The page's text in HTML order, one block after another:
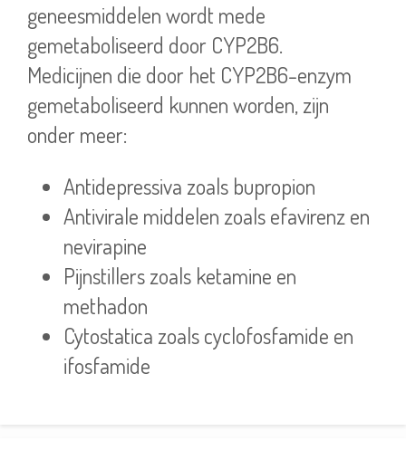
geneesmiddelen wordt mede
gemetaboliseerd door CYP2B6.
Medicijnen die door het CYP2B6-enzym
gemetaboliseerd kunnen worden, zijn
onder meer:
Antidepressiva zoals bupropion
Antivirale middelen zoals efavirenz en
nevirapine
Pijnstillers zoals ketamine en
methadon
Cytostatica zoals cyclofosfamide en
ifosfamide